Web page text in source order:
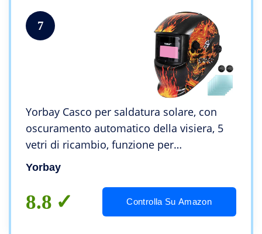
7
Yorbay Casco per saldatura solare, con
oscuramento automatico della visiera, 5
vetri di ricambio, funzione per
smerigliatura [in diversi modelli] (Skull,
Eisenkette)
Yorbay
8.8 Controlla Su Amazon